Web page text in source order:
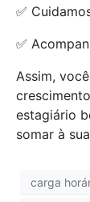
✅
✅
Assim,
estagiário
somar à
carga